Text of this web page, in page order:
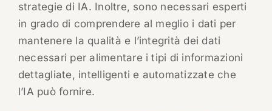
strategie di IA. Inoltre, sono necessari esperti
in grado di comprendere al meglio i dati per
mantenere la qualità e l’integrità dei dati
necessari per alimentare i tipi di informazioni
dettagliate, intelligenti e automatizzate che
l’IA può fornire.